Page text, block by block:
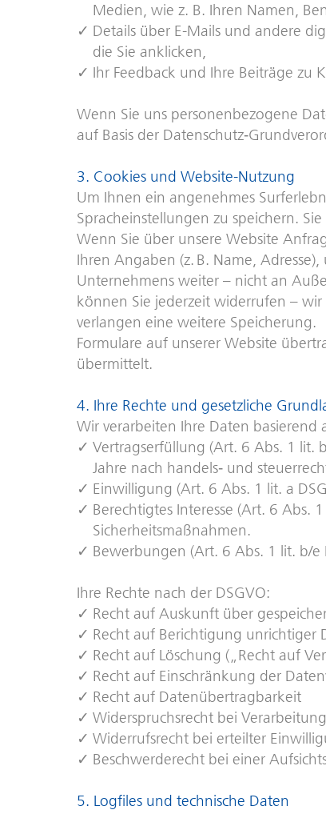
Medien, wie z. B. Ihren Namen,
Details über E-Mails und andere
die Sie anklicken,
Ihr Feedback und Ihre Beiträge zu
Wenn Sie uns personenbezogene
auf Basis der
3. Cookies und Website-Nutzung
Um Ihnen ein angenehmes
Spracheinstellungen zu speichern.
Wenn Sie über unsere Website
Ihren Angaben (z. B. Name,
Unternehmens weiter – nicht an
können Sie jederzeit widerrufen –
verlangen eine weitere Speicherung.
Formulare auf unserer Website
übermittelt.
4. Ihre Rechte und gesetzliche
Wir verarbeiten Ihre Daten
Vertragserfüllung (Art. 6 Abs. 1 lit.
Jahre nach handels‑ und
Einwilligung (Art. 6 Abs. 1 lit. a
Berechtigtes Interesse (Art. 6 Abs.
Sicherheitsmaßnahmen.
Bewerbungen (Art. 6 Abs. 1 lit. b/
Ihre Rechte nach der DSGVO:
Recht auf Auskunft über
Recht auf Berichtigung unrichtiger
Recht auf Löschung („Recht auf
Recht auf Einschränkung der
Recht auf Datenübertragbarkeit
Widerspruchsrecht bei
Widerrufsrecht bei erteilter
Beschwerderecht bei einer
5. Logfiles und technische Daten